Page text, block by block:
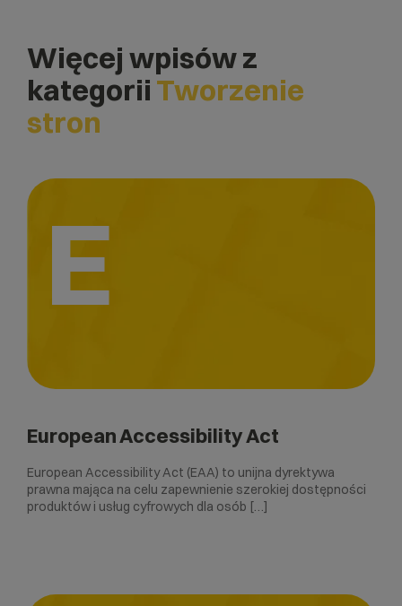
Więcej wpisów z
kategorii Tworzenie
stron
E
European Accessibility Act
European Accessibility Act (EAA) to unijna dyrektywa
prawna mająca na celu zapewnienie szerokiej dostępności
produktów i usług cyfrowych dla osób […]